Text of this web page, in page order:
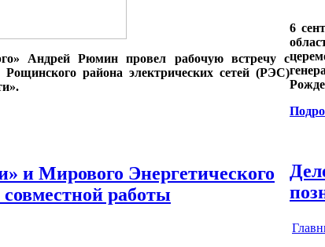
Андрей Рюмин провел рабочую встречу с
района электрических сетей (РЭС)
и Мирового Энергетического
работы
6